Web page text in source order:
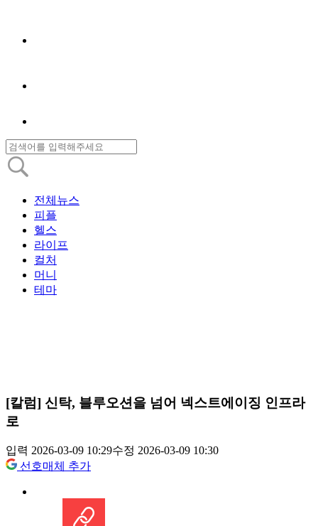
전체뉴스
피플
헬스
라이프
컬처
머니
테마
[칼럼] 신탁, 블루오션을 넘어 넥스트에이징 인프라
로
입력 2026-03-09 10:29수정 2026-03-09 10:30
선호매체 추가